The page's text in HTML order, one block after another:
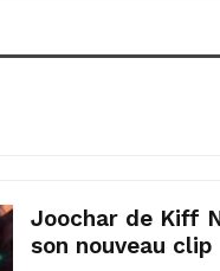
Joochar de Kiff
son nouveau clip